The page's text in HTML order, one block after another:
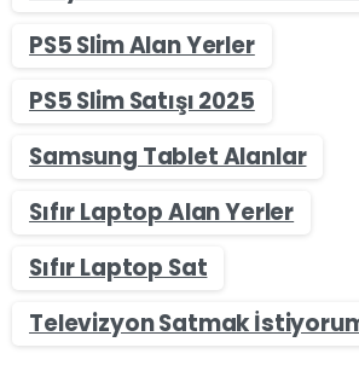
PS5 Slim Alan Yerler
PS5 Slim Satışı 2025
Samsung Tablet Alanlar
Sıfır Laptop Alan Yerler
Sıfır Laptop Sat
Televizyon Satmak